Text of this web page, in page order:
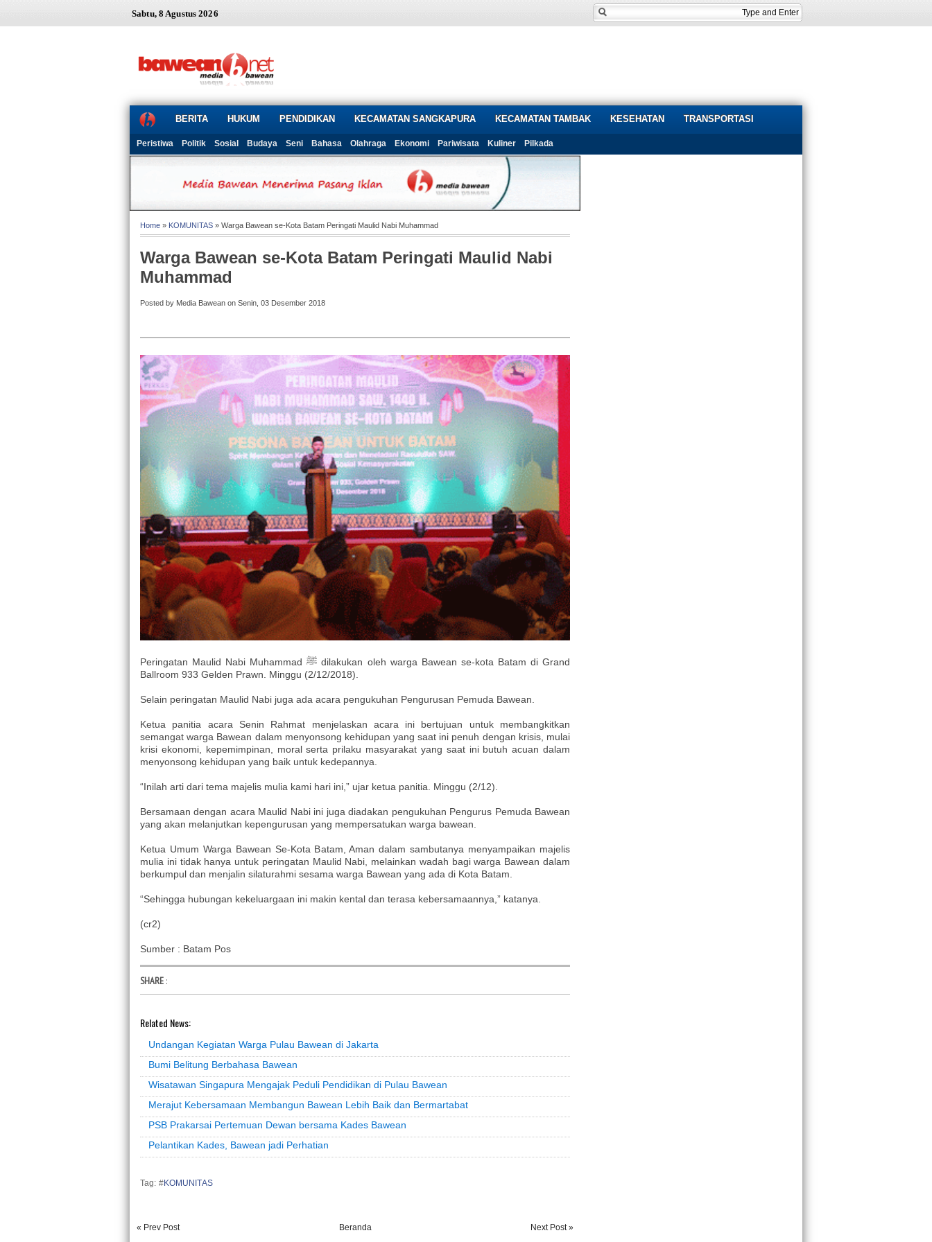
Sabtu, 8 Agustus 2026
BERITA HUKUM PENDIDIKAN KECAMATAN SANGKAPURA KECAMATAN TAMBAK KESEHATAN TRANSPORTASI
Peristiwa Politik Sosial Budaya Seni Bahasa Olahraga Ekonomi Pariwisata Kuliner Pilkada
Home » KOMUNITAS » Warga Bawean se-Kota Batam Peringati Maulid Nabi Muhammad
Warga Bawean se-Kota Batam Peringati Maulid Nabi
Muhammad
Posted by Media Bawean on Senin, 03 Desember 2018
Peringatan Maulid Nabi Muhammad ﷺ dilakukan oleh warga Bawean se-kota Batam di Grand
Ballroom 933 Gelden Prawn. Minggu (2/12/2018).
Selain peringatan Maulid Nabi juga ada acara pengukuhan Pengurusan Pemuda Bawean.
Ketua panitia acara Senin Rahmat menjelaskan acara ini bertujuan untuk membangkitkan
semangat warga Bawean dalam menyonsong kehidupan yang saat ini penuh dengan krisis, mulai
krisi ekonomi, kepemimpinan, moral serta prilaku masyarakat yang saat ini butuh acuan dalam
menyonsong kehidupan yang baik untuk kedepannya.
“Inilah arti dari tema majelis mulia kami hari ini,” ujar ketua panitia. Minggu (2/12).
Bersamaan dengan acara Maulid Nabi ini juga diadakan pengukuhan Pengurus Pemuda Bawean
yang akan melanjutkan kepengurusan yang mempersatukan warga bawean.
Ketua Umum Warga Bawean Se-Kota Batam, Aman dalam sambutanya menyampaikan majelis
mulia ini tidak hanya untuk peringatan Maulid Nabi, melainkan wadah bagi warga Bawean dalam
berkumpul dan menjalin silaturahmi sesama warga Bawean yang ada di Kota Batam.
“Sehingga hubungan kekeluargaan ini makin kental dan terasa kebersamaannya,” katanya.
(cr2)
Sumber : Batam Pos
SHARE :
Related News:
Undangan Kegiatan Warga Pulau Bawean di Jakarta
Bumi Belitung Berbahasa Bawean
Wisatawan Singapura Mengajak Peduli Pendidikan di Pulau Bawean
Merajut Kebersamaan Membangun Bawean Lebih Baik dan Bermartabat
PSB Prakarsai Pertemuan Dewan bersama Kades Bawean
Pelantikan Kades, Bawean jadi Perhatian
Tag: #KOMUNITAS
« Prev Post Next Post »
Beranda